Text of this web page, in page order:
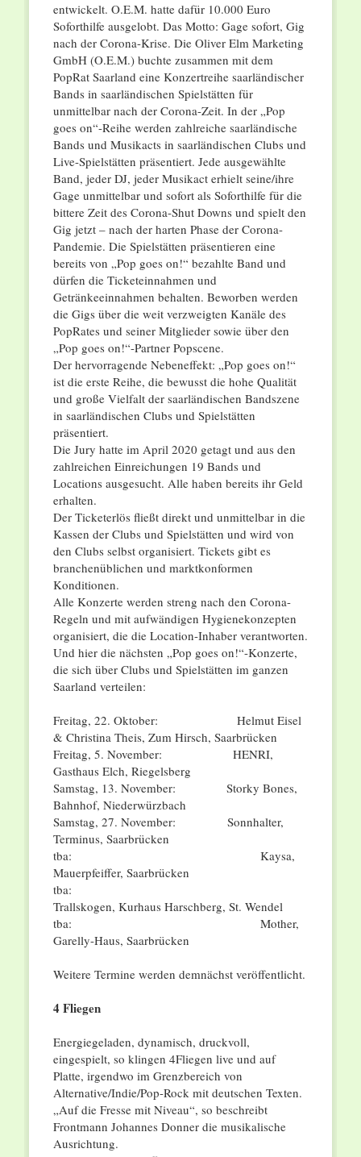
entwickelt. O.E.M. hatte dafür 10.000 Euro
Soforthilfe ausgelobt. Das Motto: Gage sofort, Gig
nach der Corona-Krise. Die Oliver Elm Marketing
GmbH (O.E.M.) buchte zusammen mit dem
PopRat Saarland eine Konzertreihe saarländischer
Bands in saarländischen Spielstätten für
unmittelbar nach der Corona-Zeit. In der „Pop
goes on“-Reihe werden zahlreiche saarländische
Bands und Musikacts in saarländischen Clubs und
Live-Spielstätten präsentiert. Jede ausgewählte
Band, jeder DJ, jeder Musikact erhielt seine/ihre
Gage unmittelbar und sofort als Soforthilfe für die
bittere Zeit des Corona-Shut Downs und spielt den
Gig jetzt – nach der harten Phase der Corona-
Pandemie. Die Spielstätten präsentieren eine
bereits von „Pop goes on!“ bezahlte Band und
dürfen die Ticketeinnahmen und
Getränkeeinnahmen behalten. Beworben werden
die Gigs über die weit verzweigten Kanäle des
PopRates und seiner Mitglieder sowie über den
„Pop goes on!“-Partner Popscene.
Der hervorragende Nebeneffekt: „Pop goes on!“
ist die erste Reihe, die bewusst die hohe Qualität
und große Vielfalt der saarländischen Bandszene
in saarländischen Clubs und Spielstätten
präsentiert.
Die Jury hatte im April 2020 getagt und aus den
zahlreichen Einreichungen 19 Bands und
Locations ausgesucht. Alle haben bereits ihr Geld
erhalten.
Der Ticketerlös fließt direkt und unmittelbar in die
Kassen der Clubs und Spielstätten und wird von
den Clubs selbst organisiert. Tickets gibt es
branchenüblichen und marktkonformen
Konditionen.
Alle Konzerte werden streng nach den Corona-
Regeln und mit aufwändigen Hygienekonzepten
organisiert, die die Location-Inhaber verantworten.
Und hier die nächsten „Pop goes on!“-Konzerte,
die sich über Clubs und Spielstätten im ganzen
Saarland verteilen:
Freitag, 22. Oktober: Helmut Eisel
& Christina Theis, Zum Hirsch, Saarbrücken
Freitag, 5. November: HENRI,
Gasthaus Elch, Riegelsberg
Samstag, 13. November: Storky Bones,
Bahnhof, Niederwürzbach
Samstag, 27. November: Sonnhalter,
Terminus, Saarbrücken
tba:
Kaysa,
Mauerpfeiffer, Saarbrücken
tba:
Trallskogen, Kurhaus Harschberg, St. Wendel
tba:
Mother,
Garelly-Haus, Saarbrücken
Weitere Termine werden demnächst veröffentlicht.
4 Fliegen
Energiegeladen, dynamisch, druckvoll,
eingespielt, so klingen 4Fliegen live und auf
Platte, irgendwo im Grenzbereich von
Alternative/Indie/Pop-Rock mit deutschen Texten.
„Auf die Fresse mit Niveau“, so beschreibt
Frontmann Johannes Donner die musikalische
Ausrichtung.